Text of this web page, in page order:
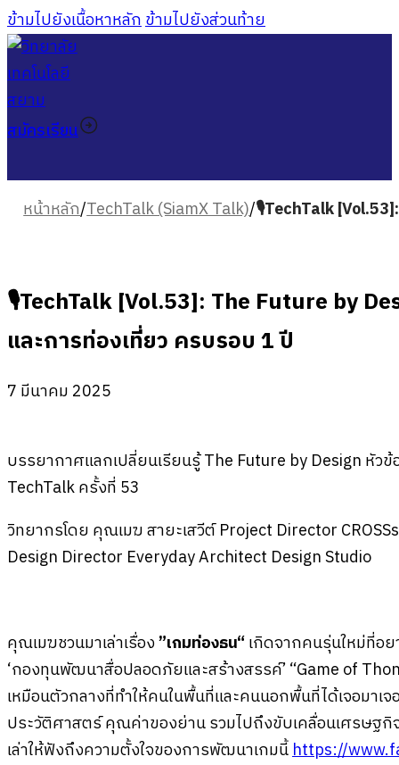
ข้ามไปยังเนื้อหาหลักข้ามไปยังส่วนท้าย
สมัครเรียน
หน้าหลัก/TechTalk (SiamX Talk)/🎙TechTalk
🎙TechTalk [Vol.53]: The Future by
และการท่องเที่ยว ครบรอบ 1 ปี
7 มีนาคม 2025
บรรยากาศแลกเปลี่ยนเรียนรู้ The Future by Design หัว
TechTalk ครั้งที่ 53
วิทยากรโดย คุณเมฆ สายะเสวีต์ Project Director
Design Director Everyday Architect Design Studio
คุณเมฆชวนมาเล่าเรื่อง”เกมท่องธน“เกิดจากคนรุ่นใหม่ที่อย
‘กองทุนพัฒนาสื่อปลอดภัยและสร้างสรรค์’ “Game of
เหมือนตัวกลางที่ทำให้คนในพื้นที่และคนนอกพื้นที่ได้เจอมาเ
ประวัติศาสตร์ คุณค่าของย่าน รวมไปถึงขับเคลื่อนเศรษฐกิ
เล่าให้ฟังถึงความตั้งใจของการพัฒนาเกมนี้https://